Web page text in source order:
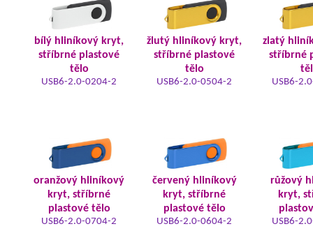
bílý hliníkový kryt,
stříbrné plastové
tělo
USB6-2.0-0204-2
žlutý hliníkový kryt,
stříbrné plastové
tělo
USB6-2.0-0504-2
zlatý
stříbrné
USB6-
oranžový hliníkový
kryt, stříbrné
plastové tělo
USB6-2.0-0704-2
červený hliníkový
kryt, stříbrné
plastové tělo
USB6-2.0-0604-2
růžový
kryt,
USB6-